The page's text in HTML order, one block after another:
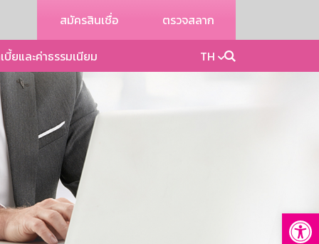
สมัครสินเชื่อ ตรวจสลาก
บี้ยและค่าธรรมเนียม TH